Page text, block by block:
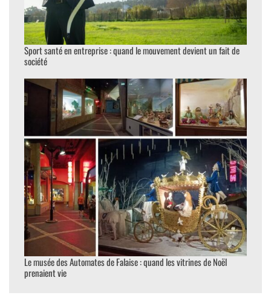
Sport santé en entreprise : quand le mouvement devient un fait de
société
Le musée des Automates de Falaise : quand les vitrines de Noël
prenaient vie